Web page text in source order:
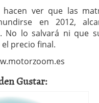
hacen ver que las
en 2012,
No lo salvará ni que
precio final.
Gustar: